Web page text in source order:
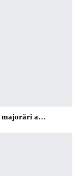
majorări a…